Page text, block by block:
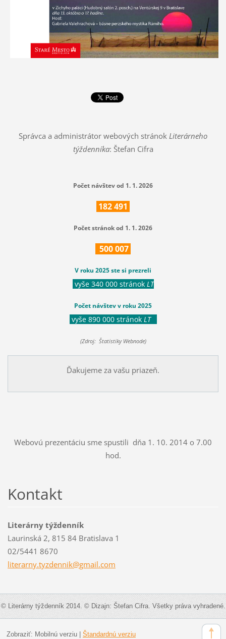
Správca a administrátor webových stránok Literárneho
týždenníka: Štefan Cifra
Počet návštev od 1. 1. 2026
182491
Počet stránok od 1. 1. 2026
500007
V roku 2025 ste si prezreli
vyše 340 000 stránok LT
Počet návštev v roku 2025
vyše 890 000 stránok LT
(Zdroj: Štatistiky Webnode)
Ďakujeme za vašu priazeň.
Webovú prezentáciu sme spustili dňa 1. 10. 2014 o 7.00
hod.
Kontakt
Literárny týždenník
Laurinská 2, 815 84 Bratislava 1
02/5441 8670
literarny.tyzdennik@gmail.com
© Literárny týždenník 2014. © Dizajn: Štefan Cifra. Všetky práva vyhradené.
Zobraziť: Mobilnú verziu| Štandardnú verziu